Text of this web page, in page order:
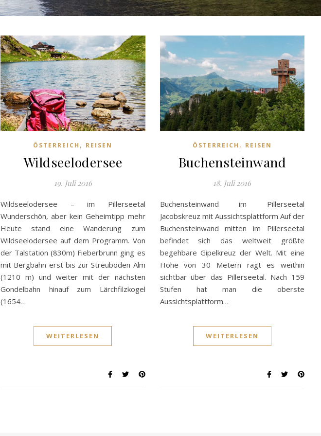
ÖSTERREICH , REISEN
Wildseelodersee
19. Juli 2016
Wildseelodersee – im Pillerseetal
Wunderschön, aber kein Geheimtipp mehr
Heute stand eine Wanderung zum
Wildseelodersee auf dem Programm. Von
der Talstation (830m) Fieberbrunn ging es
mit Bergbahn erst bis zur Streuböden Alm
(1210 m) und weiter mit der nächsten
Gondelbahn hinauf zum Lärchfilzkogel
(1654…
WEITERLESEN
ÖSTERREICH , REISEN
Buchensteinwand
18. Juli 2016
Buchensteinwand im Pillerseetal
Jacobskreuz mit Aussichtsplattform Auf der
Buchensteinwand mitten im Pillerseetal
befindet sich das weltweit größte
begehbare Gipelkreuz der Welt. Mit eine
Höhe von 30 Metern ragt es weithin
sichtbar über das Pillerseetal. Nach 159
Stufen hat man die oberste
Aussichtsplattform…
WEITERLESEN